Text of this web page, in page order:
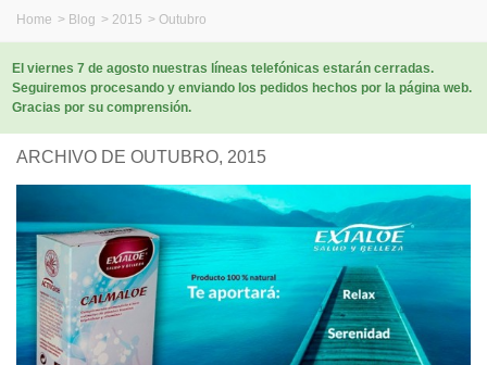
Home > Blog > 2015 > Outubro
El viernes 7 de agosto nuestras líneas telefónicas estarán cerradas.
Seguiremos procesando y enviando los pedidos hechos por la página web.
Gracias por su comprensión.
ARCHIVO DE OUTUBRO, 2015